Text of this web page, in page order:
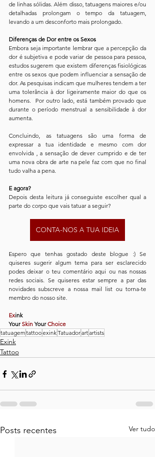
de linhas sólidas. Além disso, tatuagens maiores e/ou
detalhadas prolongam o tempo da tatuagem,
levando a um desconforto mais prolongado.
Diferenças de Dor entre os Sexos
Embora seja importante lembrar que a percepção da
dor é subjetiva e pode variar de pessoa para pessoa,
estudos sugerem que existem diferenças fisiológicas
entre os sexos que podem influenciar a sensação de
dor. As pesquisas indicam que mulheres tendem a ter
uma tolerância à dor ligeiramente maior do que os
homens.  Por outro lado, está também provado que
durante o período menstrual a sensibilidade à dor
aumenta.
Concluindo, as tatuagens são uma forma de
expressar a tua identidade e mesmo com dor
envolvida , a sensação de dever cumprido e de ter
uma nova obra de arte na pele faz com que no final
tudo valha a pena.
E agora?
Depois desta leitura já conseguiste escolher qual a
parte do corpo que vais tatuar a seguir?
CONTA-NOS A TUA IDEIA
Espero que tenhas gostado deste blogue :) Se
quiseres sugerir algum tema para ser esclarecido
podes deixar o teu comentário aqui ou nas nossas
redes sociais. Se quiseres estar sempre a par das
novidades subscreve a nossa mail list ou torna-te
membro do nosso site.
Exink
Your Skin Your Choice
tatuagemtattooexinkTatuadorartartists
Exink
Tattoo
Posts recentes Ver tudo